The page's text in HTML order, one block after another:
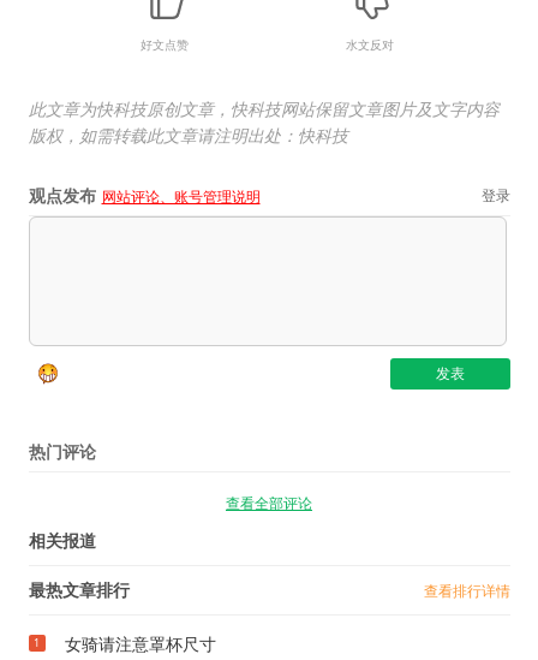
好文点赞 水文反对
此文章为快科技原创文章，快科技网站保留文章图片及文字内容
版权，如需转载此文章请注明出处：快科技
观点发布 网站评论、账号管理说明 登录
热门评论
查看全部评论
相关报道
最热文章排行 查看排行详情
1 女骑请注意罩杯尺寸